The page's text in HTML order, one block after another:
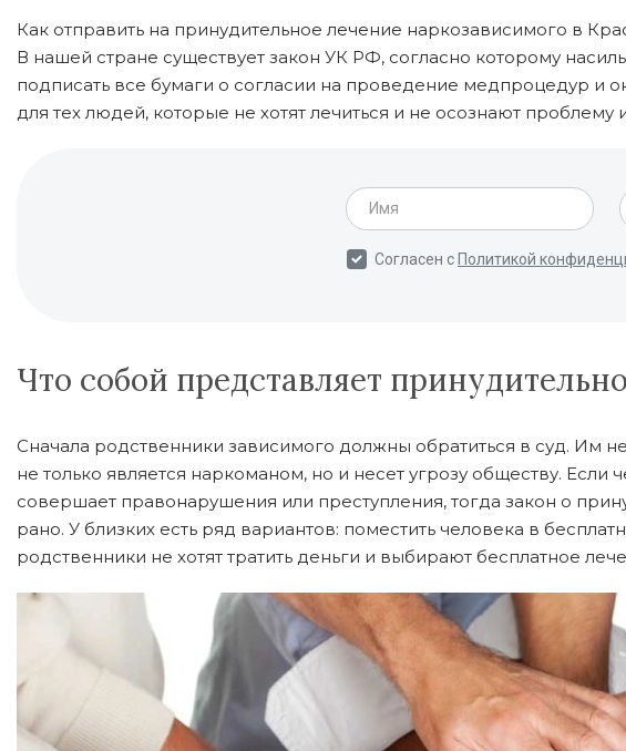
Как отправить на принудительное лечение наркозависимого в
В нашей стране существует закон УК РФ, согласно которому
подписать все бумаги о согласии на проведение медпроцедур и
для тех людей, которые не хотят лечиться и не осознают
Что собой представляет
Сначала родственники зависимого должны обратиться в суд. Им
не только является наркоманом, но и несет угрозу обществу.
совершает правонарушения или преступления, тогда закон о
рано. У близких есть ряд вариантов: поместить человека в
родственники не хотят тратить деньги и выбирают бесплатное